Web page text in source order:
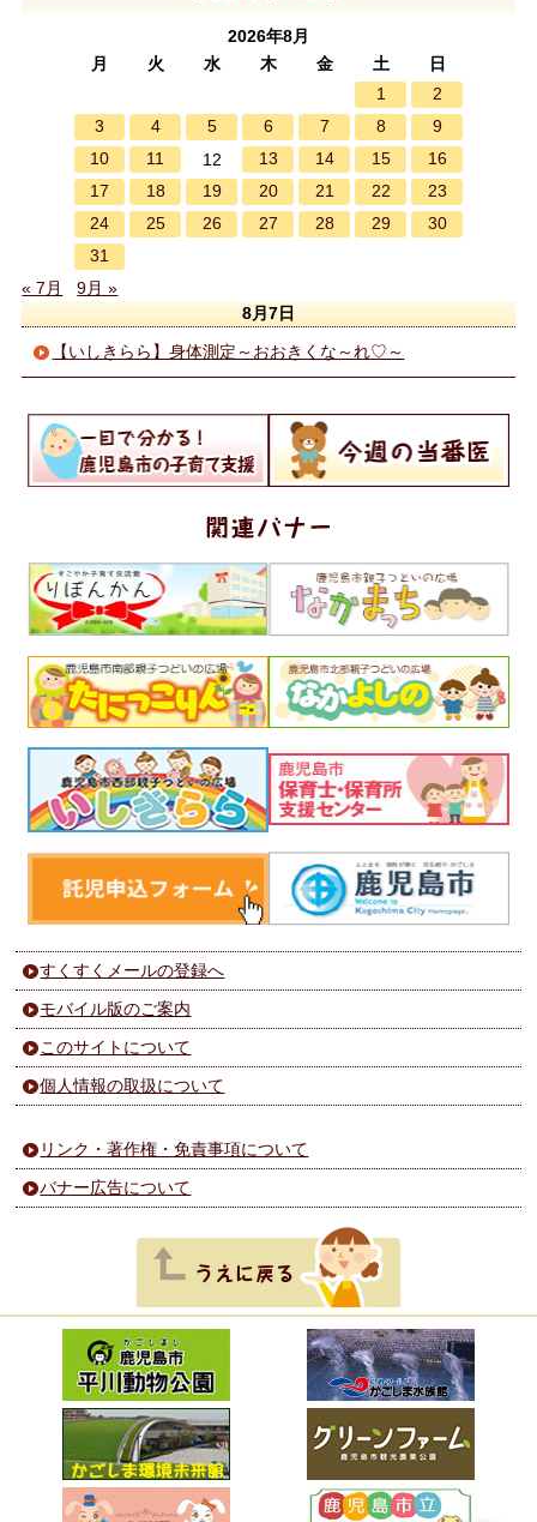
2026年8月
月
火 水 木 金 土
日
1
2
3
4 5 6 7 8
9
10
11 12 13 14 15
16
17
18 19 20 21 22
23
24
25 26 27 28 29
30
31
« 7月
9月 »
8月7日
【いしきらら】身体測定～おおきくな～れ♡～
すくすくメールの登録へ
モバイル版のご案内
このサイトについて
個人情報の取扱について
リンク・著作権・免責事項について
バナー広告について